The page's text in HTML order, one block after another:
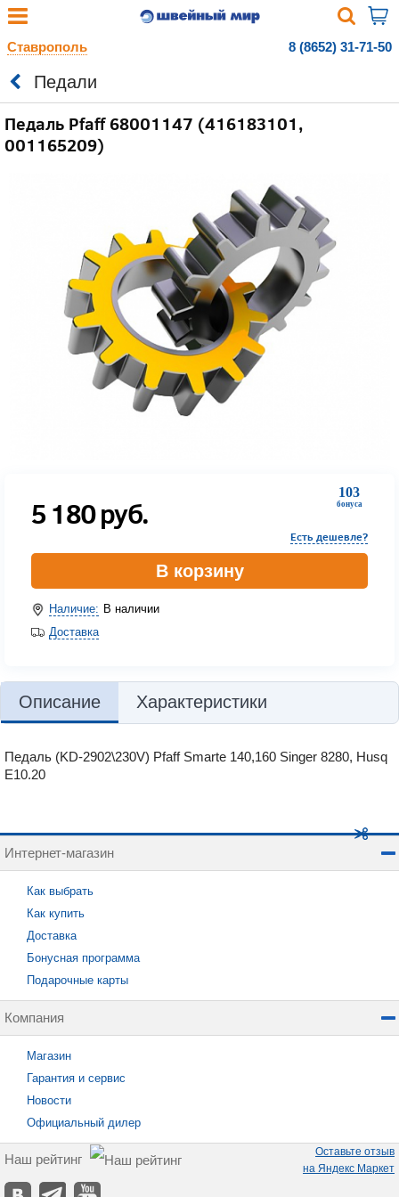
Ставрополь 8 (8652) 31-71-50
Педали
Педаль Pfaff 68001147 (416183101,
001165209)
103
бонуса
5 180руб.
Есть дешевле?
В корзину
Наличие: В наличии
Доставка
Описание Характеристики
Педаль (KD-2902\230V) Pfaff Smarte 140,160 Singer 8280, Husq
E10.20
Интернет-магазин
Как выбрать
Как купить
Доставка
Бонусная программа
Подарочные карты
Компания
Магазин
Гарантия и сервис
Новости
Официальный дилер
Наш рейтинг
Оставьте отзыв
на Яндекс Маркет